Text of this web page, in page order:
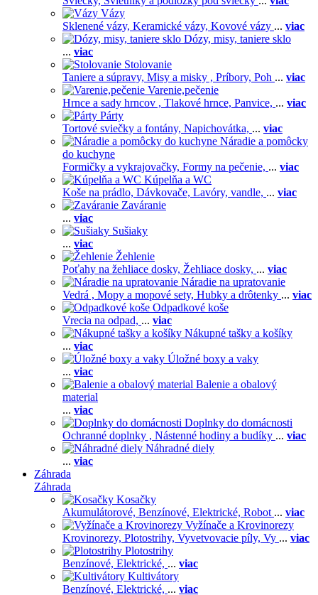
Vázy
Sklenené vázy, Keramické vázy, Kovové vázy ... viac
Dózy, misy, taniere sklo
... viac
Stolovanie
Taniere a súpravy, Misy a misky , Príbory, Poh ... viac
Varenie,pečenie
Hrnce a sady hrncov , Tlakové hrnce, Panvice, ... viac
Párty
Tortové sviečky a fontány, Napichovátka, ... viac
Náradie a pomôcky
do kuchyne
Formičky a vykrajovačky, Formy na pečenie, ... viac
Kúpelňa a WC
Koše na prádlo, Dávkovače, Lavóry, vandle, ... viac
Zaváranie
... viac
Sušiaky
... viac
Žehlenie
Poťahy na žehliace dosky, Žehliace dosky, ... viac
Náradie na upratovanie
Vedrá , Mopy a mopové sety, Hubky a drôtenky ... viac
Odpadkové koše
Vrecia na odpad, ... viac
Nákupné tašky a košíky
... viac
Úložné boxy a vaky
... viac
Balenie a obalový
material
... viac
Doplnky do domácnosti
Ochranné doplnky , Nástenné hodiny a budíky ... viac
Náhradné diely
... viac
Záhrada
Záhrada
Kosačky
Akumulátorové, Benzínové, Elektrické, Robot ... viac
Vyžínače a Krovinorezy
Krovinorezy, Plotostrihy, Vyvetvovacie píly, Vy ... viac
Plotostrihy
Benzínové, Elektrické, ... viac
Kultivátory
Benzínové, Elektrické, ... viac